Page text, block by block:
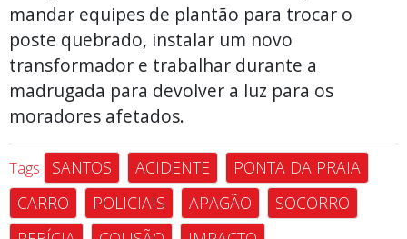
mandar equipes de plantão para trocar o
poste quebrado, instalar um novo
transformador e trabalhar durante a
madrugada para devolver a luz para os
moradores afetados.
Tags SANTOS ACIDENTE
PONTA DA PRAIA
CARRO
POLICIAIS APAGÃO
SOCORRO